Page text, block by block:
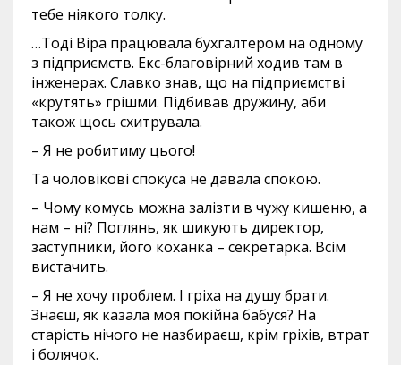
тебе ніякого толку.
…Тоді Віра працювала бухгалтером на одному
з підприємств. Екс-благовірний ходив там в
інженерах. Славко знав, що на підприємстві
«крутять» грішми. Підбивав дружину, аби
також щось схитрувала.
– Я не робитиму цього!
Та чоловікові спокуса не давала спокою.
– Чому комусь можна залізти в чужу кишеню, а
нам – ні? Поглянь, як шикують директор,
заступники, його коханка – секретарка. Всім
вистачить.
– Я не хочу проблем. І гріха на душу брати.
Знаєш, як казала моя покійна бабуся? На
старість нічого не назбираєш, крім гріхів, втрат
і болячок.